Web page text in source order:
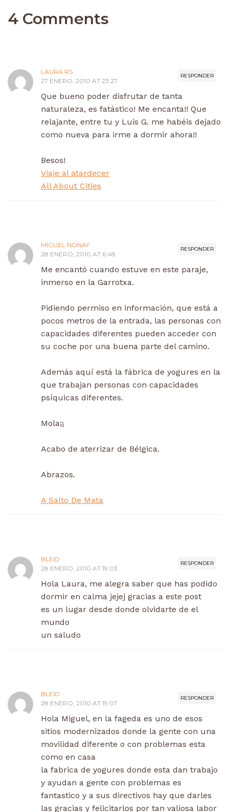
4 Comments
RESPONDER
LAURA RS
27 ENERO, 2010 AT 23:27
Que bueno poder disfrutar de tanta
naturaleza, es fatástico! Me encanta!! Que
relajante, entre tu y Luis G. me habéis dejado
como nueva para irme a dormir ahora!!
Besos!
Viaje al atardecer
All About Cities
RESPONDER
MIGUEL NONAY
28 ENERO, 2010 AT 6:48
Me encantó cuando estuve en este paraje,
inmerso en la Garrotxa.
Pidiendo permiso en información, que está a
pocos metros de la entrada, las personas con
capacidades diferentes pueden acceder con
su coche por una buena parte del camino.
Además aquí está la fábrica de yogures en la
que trabajan personas con capacidades
psíquicas diferentes.
Mola¡¡
Acabo de aterrizar de Bélgica.
Abrazos.
A Salto De Mata
RESPONDER
BLEID
28 ENERO, 2010 AT 19:03
Hola Laura, me alegra saber que has podido
dormir en calma jejej gracias a este post
es un lugar desde donde olvidarte de el
mundo
un saludo
RESPONDER
BLEID
28 ENERO, 2010 AT 19:07
Hola Miguel, en la fageda es uno de esos
sitios modernizados donde la gente con una
movilidad diferente o con problemas esta
como en casa
la fabrica de yogures donde esta dan trabajo
y ayudan a gente con problemas es
fantastico y a sus directivos hay que darles
las gracias y felicitarlos por tan valiosa labor